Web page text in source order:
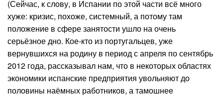
(Сейчас, к слову, в Испании по этой части всё много
хуже: кризис, похоже, системный, а потому там
положение в сфере занятости ушло на очень
серьёзное дно. Кое-кто из португальцев, уже
вернувшихся на родину в период с апреля по сентябрь
2012 года, рассказывал нам, что в некоторых областях
экономики испанские предприятия увольняют до
половины наёмных работников, а тамошнее